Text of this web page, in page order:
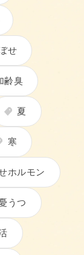
せ
齢臭
夏
寒
ホルモン
うつ